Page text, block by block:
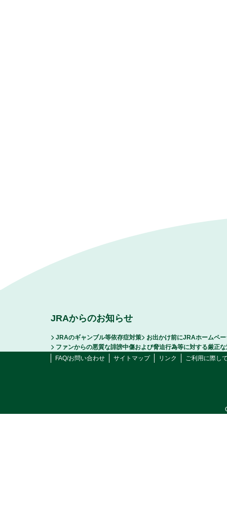
JRAからのお知らせ
JRAのギャンブル等依存症対策
お出かけ前にJRAホームペ
ファンからの悪質な誹謗中傷および脅迫行為等に対する厳正
FAQ/お問い合わせ
サイトマップ リンク ご利用に際し